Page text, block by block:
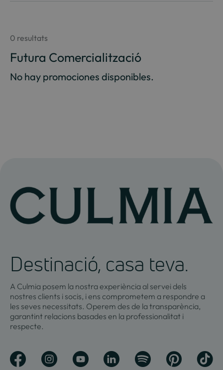
0 resultats
Futura Comercialització
No hay promociones disponibles.
Destinació, casa teva.
A Culmia posem la nostra experiència al servei dels
nostres clients i socis, i ens comprometem a respondre a
les seves necessitats. Operem des de la transparència,
garantint relacions basades en la professionalitat i
respecte.